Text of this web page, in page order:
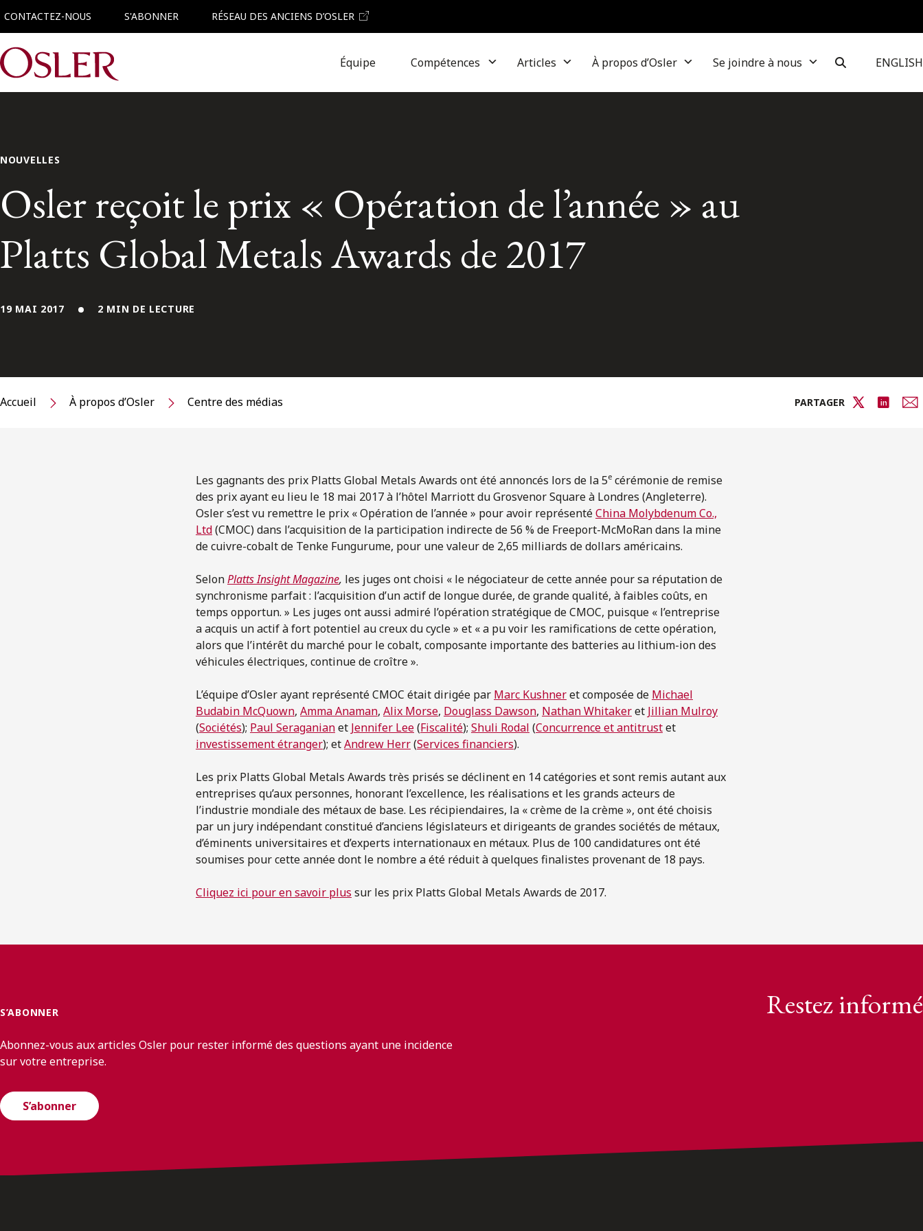
CONTACTEZ-NOUS S'ABONNER RÉSEAU DES ANCIENS D’OSLER
Main Navigation Équipe Compétences Articles À propos d’Osler Se joindre à nous ENGLISH
NOUVELLES
Osler reçoit le prix « Opération de l’année » au
Platts Global Metals Awards de 2017
19 MAI 2017 2 MIN DE LECTURE
Accueil À propos d’Osler Centre des médias PARTAGER
Les gagnants des prix Platts Global Metals Awards ont été annoncés lors de la 5e cérémonie de remise
des prix ayant eu lieu le 18 mai 2017 à l’hôtel Marriott du Grosvenor Square à Londres (Angleterre).
Osler s’est vu remettre le prix « Opération de l’année » pour avoir représentéChina Molybdenum Co.,
Ltd(CMOC) dans l’acquisition de la participation indirecte de 56 % de Freeport-McMoRan dans la mine
de cuivre-cobalt de Tenke Fungurume, pour une valeur de 2,65 milliards de dollars américains.
SelonPlatts Insight Magazine, les juges ont choisi « le négociateur de cette année pour sa réputation de
synchronisme parfait : l’acquisition d’un actif de longue durée, de grande qualité, à faibles coûts, en
temps opportun. » Les juges ont aussi admiré l’opération stratégique de CMOC, puisque « l’entreprise
a acquis un actif à fort potentiel au creux du cycle » et « a pu voir les ramifications de cette opération,
alors que l’intérêt du marché pour le cobalt, composante importante des batteries au lithium-ion des
véhicules électriques, continue de croître ».
L’équipe d’Osler ayant représenté CMOC était dirigée par Marc Kushneret composée de Michael
Budabin McQuown, Amma Anaman, Alix Morse, Douglass Dawson, Nathan Whitakeret Jillian Mulroy
(Sociétés); Paul Seraganianet Jennifer Lee(Fiscalité); Shuli Rodal (Concurrence et antitrustet
investissement étranger); etAndrew Herr(Services financiers).
Les prix Platts Global Metals Awards très prisés se déclinent en 14 catégories et sont remis autant aux
entreprises qu’aux personnes, honorant l’excellence, les réalisations et les grands acteurs de
l’industrie mondiale des métaux de base. Les récipiendaires, la « crème de la crème », ont été choisis
par un jury indépendant constitué d’anciens législateurs et dirigeants de grandes sociétés de métaux,
d’éminents universitaires et d’experts internationaux en métaux. Plus de 100 candidatures ont été
soumises pour cette année dont le nombre a été réduit à quelques finalistes provenant de 18 pays.
Cliquez ici pour en savoir plus sur les prix Platts Global Metals Awards de 2017.
S’ABONNER Restez informé
Abonnez-vous aux articles Osler pour rester informé des questions ayant une incidence
sur votre entreprise.
S’abonner